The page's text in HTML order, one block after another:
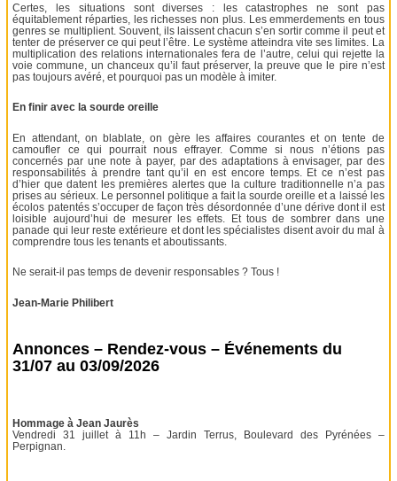
Certes, les situations sont diverses : les catastrophes ne sont pas
équitablement réparties, les richesses non plus. Les emmerdements en tous
genres se multiplient. Souvent, ils laissent chacun s’en sortir comme il peut et
tenter de préserver ce qui peut l’être. Le système atteindra vite ses limites. La
multiplication des relations internationales fera de l’autre, celui qui rejette la
voie commune, un chanceux qu’il faut préserver, la preuve que le pire n’est
pas toujours avéré, et pourquoi pas un modèle à imiter.
En finir avec la sourde oreille
En attendant, on blablate, on gère les affaires courantes et on tente de
camoufler ce qui pourrait nous effrayer. Comme si nous n’étions pas
concernés par une note à payer, par des adaptations à envisager, par des
responsabilités à prendre tant qu’il en est encore temps. Et ce n’est pas
d’hier que datent les premières alertes que la culture traditionnelle n’a pas
prises au sérieux. Le personnel politique a fait la sourde oreille et a laissé les
écolos patentés s’occuper de façon très désordonnée d’une dérive dont il est
loisible aujourd’hui de mesurer les effets. Et tous de sombrer dans une
panade qui leur reste extérieure et dont les spécialistes disent avoir du mal à
comprendre tous les tenants et aboutissants.
Ne serait-il pas temps de devenir responsables ? Tous !
Jean-Marie Philibert
Annonces – Rendez-vous – Événements du
31/07 au 03/09/2026
Hommage à Jean Jaurès
Vendredi 31 juillet à 11h – Jardin Terrus, Boulevard des Pyrénées –
Perpignan.